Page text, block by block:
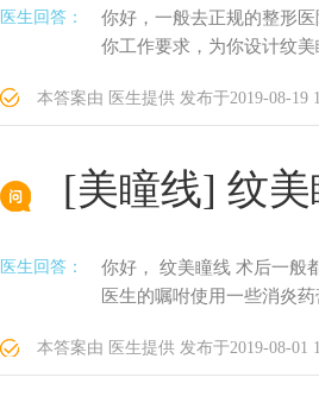
医生回答：
你好，一般去正规的整形
你工作要求，为你设计纹
本答案由 医生提供 发布于2019-08-19
[美瞳线] 纹
医生回答：
你好， 纹美瞳线 术后一般
医生的嘱咐使用一些消炎
本答案由 医生提供 发布于2019-08-01